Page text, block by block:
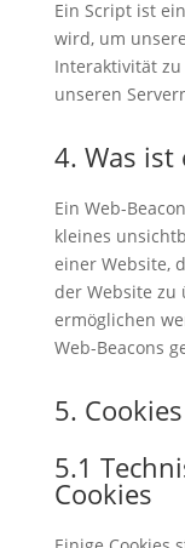
Ein Script ist
wird, um
Interaktivität
unseren
4. Was ist
Ein Web-
kleines
einer Website,
der Website zu
ermöglichen
Web-Beacons
5. Cookies
5.1
Cookies